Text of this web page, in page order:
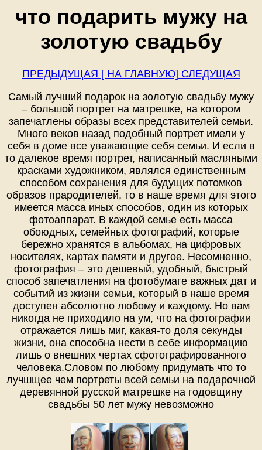
что подарить мужу на
золотую свадьбу
ПРЕДЫДУЩАЯ [ НА ГЛАВНУЮ] СЛЕДУЩАЯ
Самый лучший подарок на золотую свадьбу мужу
– большой портрет на матрешке, на котором
запечатлены образы всех представителей семьи.
Много веков назад подобный портрет имели у
себя в доме все уважающие себя семьи. И если в
то далекое время портрет, написанный масляными
красками художником, являлся единственным
способом сохранения для будущих потомков
образов прародителей, то в наше время для этого
имеется масса иных способов, один из которых
фотоаппарат. В каждой семье есть масса
обоюдных, семейных фотографий, которые
бережно хранятся в альбомах, на цифровых
носителях, картах памяти и другое. Несомненно,
фотография – это дешевый, удобный, быстрый
способ запечатления на фотобумаге важных дат и
событий из жизни семьи, который в наше время
доступен абсолютно любому и каждому. Но вам
никогда не приходило на ум, что на фотографии
отражается лишь миг, какая-то доля секунды
жизни, она способна нести в себе информацию
лишь о внешних чертах сфотографированного
человека.Словом по любому придумать что то
лучшщее чем портреты всей семьи на подарочной
деревянной русской матрешке на годовщину
свадьбы 50 лет мужу невозможно